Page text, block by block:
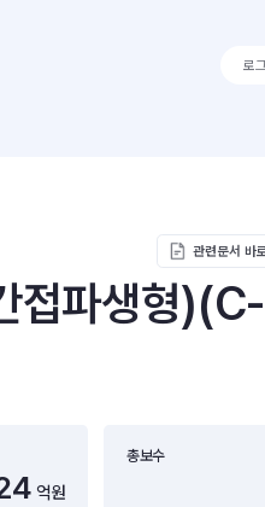
로
관련문서 바
접파생형
억원
총보수